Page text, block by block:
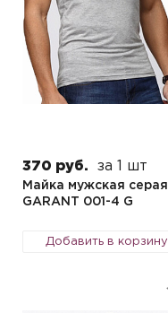
370 руб. за 1 шт
Майка мужская серая
GARANT 001-4 G
Добавить в корзину